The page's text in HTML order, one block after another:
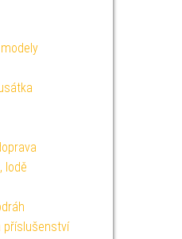
lodě
příslušenství